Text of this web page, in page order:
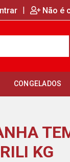
| Não é
CONGELADOS
KG